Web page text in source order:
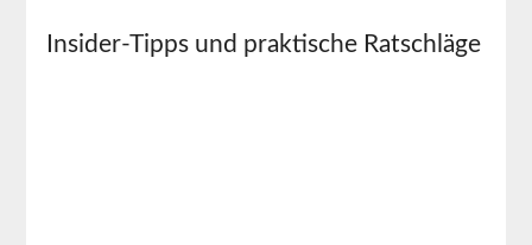
Insider-Tipps und praktische Ratschläge